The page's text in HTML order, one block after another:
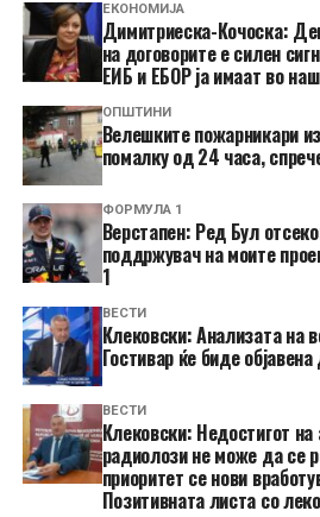
ЕКОНОМИЈА
Димитриеска-Кочоска:
на договорите е силен
ЕИБ и ЕБОР ја имаат во
ОПШТИНИ
Велешките пожарникари
помалку од 24 часа,
ФОРМУЛА 1
Верстапен: Ред Бул
поддржувач на моите
1
ВЕСТИ
Клековски: Анализата на
Гостивар ќе биде
ВЕСТИ
Клековски: Недостигот на
радиолози не може да се
приоритет се нови
Позитивната листа со